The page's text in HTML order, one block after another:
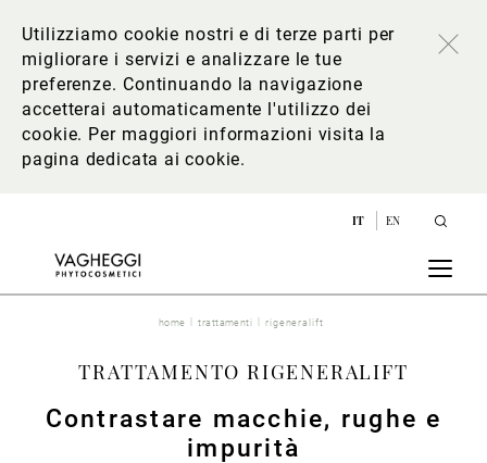
Utilizziamo cookie nostri e di terze parti per
migliorare i servizi e analizzare le tue
preferenze. Continuando la navigazione
accetterai automaticamente l'utilizzo dei
cookie. Per maggiori informazioni visita la
pagina dedicata ai cookie.
IT EN
home trattamenti rigeneralift
TRATTAMENTO RIGENERALIFT
Contrastare macchie, rughe e
impurità